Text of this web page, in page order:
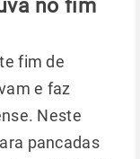
no fim
fim de
e faz
Neste
pancadas